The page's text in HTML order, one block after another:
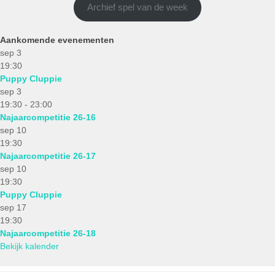
Archief spel van de week
Aankomende evenementen
sep 3
19:30
Puppy Cluppie
sep 3
19:30 - 23:00
Najaarcompetitie 26-16
sep 10
19:30
Najaarcompetitie 26-17
sep 10
19:30
Puppy Cluppie
sep 17
19:30
Najaarcompetitie 26-18
Bekijk kalender